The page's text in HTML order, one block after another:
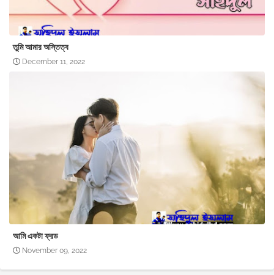
তুমি আমার অস্তিত্ব
December 11, 2022
আমি একটা ফ্রড
November 09, 2022